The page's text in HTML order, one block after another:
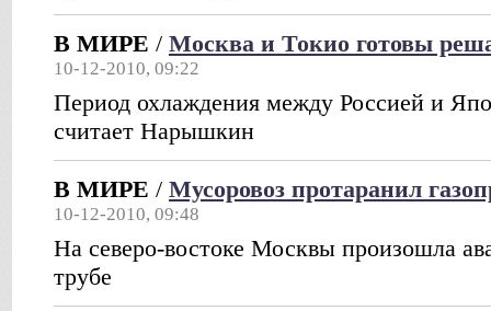
В МИРЕ / Москва и Токио готовы
10-12-2010, 09:22
Период охлаждения между Россией и
считает Нарышкин
В МИРЕ / Мусоровоз протаранил
10-12-2010, 09:48
На северо-востоке Москвы произошла
трубе